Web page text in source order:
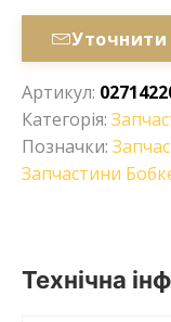
Уточнити
Артикул:
Категорія:
Позначки:
Запчастини
Технічна